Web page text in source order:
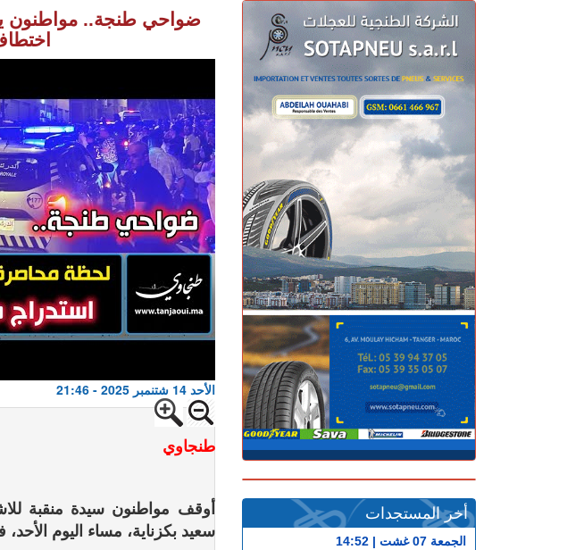
ضواحي طنجة.. مواطنون
الأحد 14 شتنمبر 2025 - 21:46
طنجاوي
أوقف مواطنون سيدة منقبة
سعيد بكزناية، مساء اليوم
أخر المستجدات
الجمعة 07 غشت | 14:52